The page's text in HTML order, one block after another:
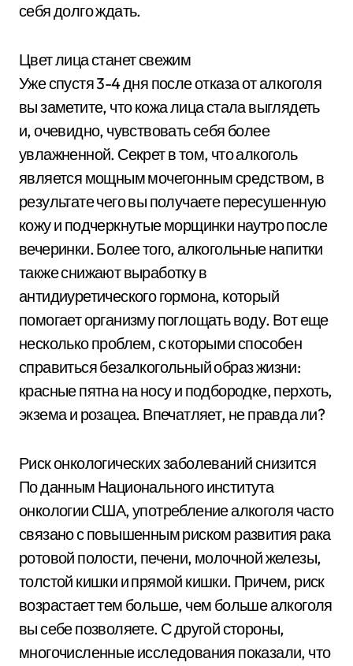
себя долго ждать.
Цвет лица станет свежим
Уже спустя 3-4 дня после отказа от алкоголя
вы заметите, что кожа лица стала выглядеть
и, очевидно, чувствовать себя более
увлажненной. Секрет в том, что алкоголь
является мощным мочегонным средством, в
результате чего вы получаете пересушенную
кожу и подчеркнутые морщинки наутро после
вечеринки. Более того, алкогольные напитки
также снижают выработку в
антидиуретического гормона, который
помогает организму поглощать воду. Вот еще
несколько проблем, с которыми способен
справиться безалкогольный образ жизни:
красные пятна на носу и подбородке, перхоть,
экзема и розацеа. Впечатляет, не правда ли?
Риск онкологических заболеваний снизится
По данным Национального института
онкологии США, употребление алкоголя часто
связано с повышенным риском развития рака
ротовой полости, печени, молочной железы,
толстой кишки и прямой кишки. Причем, риск
возрастает тем больше, чем больше алкоголя
вы себе позволяете. С другой стороны,
многочисленные исследования показали, что